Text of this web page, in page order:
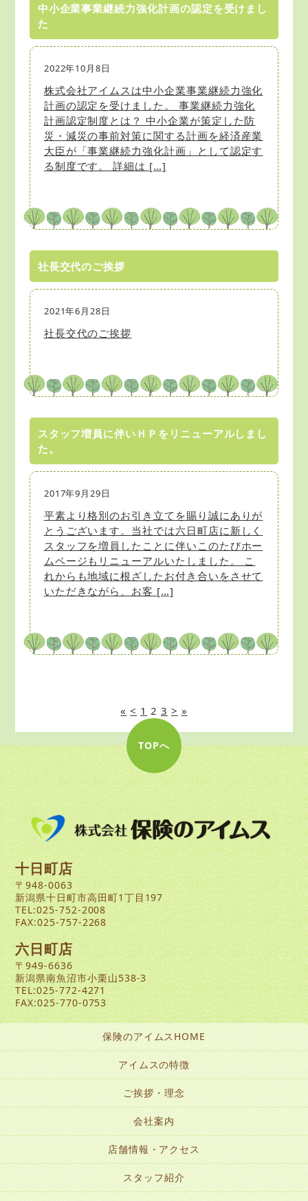
中小企業事業継続力強化計画の認定を受けまし
た
2022年10月8日
株式会社アイムスは中小企業事業継続力強化
計画の認定を受けました。 事業継続力強化
計画認定制度とは？ 中小企業が策定した防
災・減災の事前対策に関する計画を経済産業
大臣が「事業継続力強化計画」として認定す
る制度です。 詳細は […]
社長交代のご挨拶
2021年6月28日
社長交代のご挨拶
スタッフ増員に伴いＨＰをリニューアルしまし
た。
2017年9月29日
平素より格別のお引き立てを賜り誠にありが
とうございます。当社では六日町店に新しく
スタッフを増員したことに伴いこのたびホー
ムページもリニューアルいたしました。 こ
れからも地域に根ざしたお付き合いをさせて
いただきながら、お客 […]
« < 1 2 3 > »
TOPへ
十日町店
〒948-0063
新潟県十日町市高田町1丁目197
TEL:025-752-2008
FAX:025-757-2268
六日町店
〒949-6636
新潟県南魚沼市小栗山538-3
TEL:025-772-4271
FAX:025-770-0753
保険のアイムスHOME
アイムスの特徴
ご挨拶・理念
会社案内
店舗情報・アクセス
スタッフ紹介